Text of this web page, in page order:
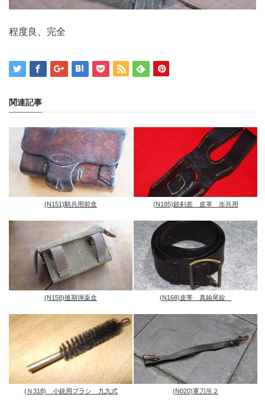
程度良、完全
関連記事
(N151)騎兵用前盒 (N185)銃剣差 皮革 歩兵用
(N158)後期弾薬盒 (N168)皮帯 真鍮尾錠
(Ｎ318) 小銃用ブラシ 九九式 (N020)軍刀吊２